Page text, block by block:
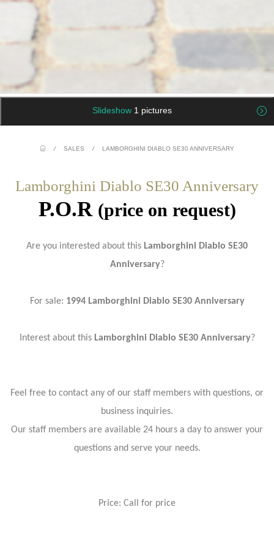
Slideshow 1 pictures
/ SALES / LAMBORGHINI DIABLO SE30 ANNIVERSARY
Lamborghini Diablo SE30 Anniversary
P.O.R (price on request)
Are you interested about this Lamborghini Diablo SE30
Anniversary?
For sale: 1994 Lamborghini Diablo SE30 Anniversary
Interest about this Lamborghini Diablo SE30 Anniversary?
Feel free to contact any of our staff members with questions, or
business inquiries.
Our staff members are available 24 hours a day to answer your
questions and serve your needs.
Price: Call for price